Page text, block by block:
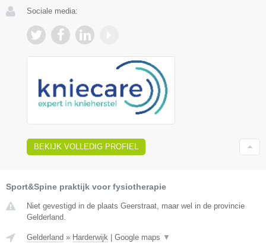
Sociale media:
BEKIJK VOLLEDIG PROFIEL
Sport&Spine praktijk voor fysiotherapie
Niet gevestigd in de plaats Geerstraat, maar wel in de provincie
Gelderland.
Gelderland » Harderwijk | Google maps ▼